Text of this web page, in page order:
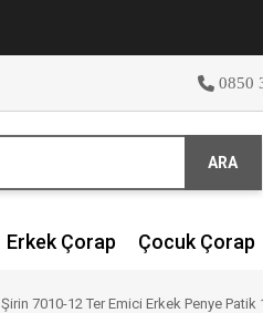
0850
ARA
Erkek Çorap Çocuk Çorap
Şirin 7010-12 Ter Emici Erkek Penye Patik